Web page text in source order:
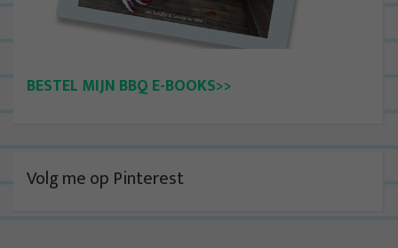
BESTEL MIJN BBQ E-BOOKS>>
Volg me op Pinterest